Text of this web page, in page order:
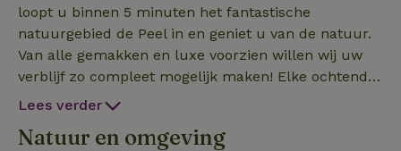
loopt u binnen 5 minuten het fantastische
natuurgebied de Peel in en geniet u van de natuur.
Van alle gemakken en luxe voorzien willen wij uw
verblijf zo compleet mogelijk maken! Elke ochtend
kunt u tegen meerprijs genieten van een ontbijt met
gemeenschappelijke ontbijtruimte. Wilt u hier
Lees verder
Natuur en omgeving